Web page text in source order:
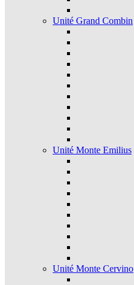
Unité Grand Combin
Unité Monte Emilius
Unité Monte Cervino